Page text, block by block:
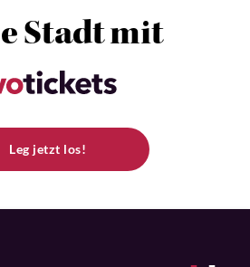
Stadt mit
Leg jetzt los!